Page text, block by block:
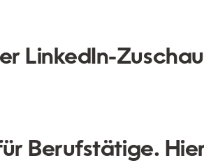
LinkedIn-
Berufstätige.